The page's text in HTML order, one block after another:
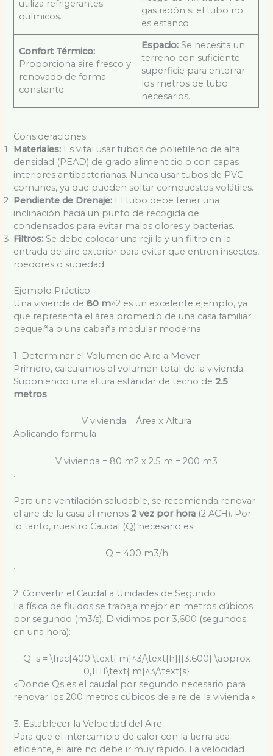
utiliza refrigerantes
químicos.
gas radón si el tubo no
es estanco.
Confort Térmico:
Proporciona aire fresco y
renovado de forma
constante.
Espacio:Se necesita un
terreno con suficiente
superficie para enterrar
los metros de tubo
necesarios.
Consideraciones
Materiales: Es vital usar tubos de polietileno de alta
densidad (PEAD) de grado alimenticio o con capas
interiores antibacterianas. Nunca usar tubos de PVC
comunes, ya que pueden soltar compuestos volátiles.
Pendiente de Drenaje: El tubo debe tener una
inclinación hacia un punto de recogida de
condensados para evitar malos olores y bacterias.
Filtros: Se debe colocar una rejilla y un filtro en la
entrada de aire exterior para evitar que entren insectos,
roedores o suciedad.
Ejemplo Práctico:
Una vivienda de80 m^2 es un excelente ejemplo, ya
que representa el área promedio de una casa familiar
pequeña o una cabaña modular moderna.
1. Determinar el Volumen de Aire a Mover
Primero, calculamos el volumen total de la vivienda.
Suponiendo una altura estándar de techo de 2.5
metros:
V vivienda = Área x Altura
Aplicando formula:
V vivienda = 80 m2 x 2.5 m = 200 m3
.
Para una ventilación saludable, se recomienda renovar
el aire de la casa al menos 2 vez por hora (2 ACH). Por
lo tanto, nuestro Caudal (Q) necesario es:
Q = 400 m3/h
.
2. Convertir el Caudal a Unidades de Segundo
La física de fluidos se trabaja mejor en metros cúbicos
por segundo (m3/s). Dividimos por 3,600 (segundos
en una hora):
Q_s = \frac{400 \text{ m}^3/\text{h}}{3.600} \approx
0,1111\text{ m}^3/\text{s}
«Donde Qs es el caudal por segundo necesario para
renovar los 200 metros cúbicos de aire de la vivienda.»
3. Establecer la Velocidad del Aire
Para que el intercambio de calor con la tierra sea
eficiente, el aire no debe ir muy rápido. La velocidad